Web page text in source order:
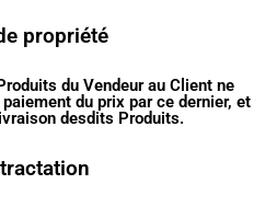
propriété
du Vendeur au Client ne
du prix par ce dernier, et
desdits Produits.